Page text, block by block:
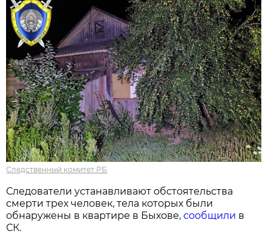
Следственный комитет РБ
Следователи устанавливают обстоятельства
смерти трех человек, тела которых были
обнаружены в квартире в Быхове,сообщили в
СК.